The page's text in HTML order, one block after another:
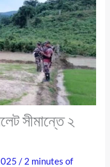
সীমান্তে ২
/ 2 minutes of